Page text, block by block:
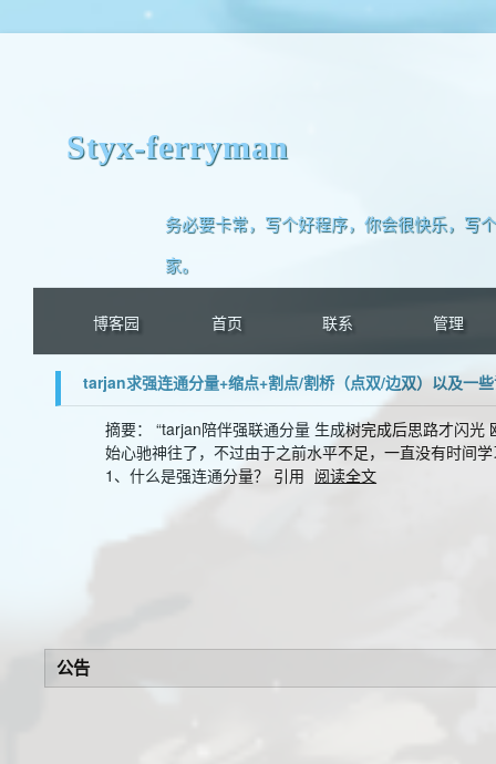
Styx-ferryman
务必要卡常，写个好程序，你会很快乐，写
家。
博客园 首页 联系 管理
tarjan求强连通分量+缩点+割点/割桥（点双/边双）以及一
摘要： “tarjan陪伴强联通分量 生成树完成后思路才闪
始心驰神往了，不过由于之前水平不足，一直没有时间
1、什么是强连通分量？ 引用 阅读全文
公告